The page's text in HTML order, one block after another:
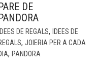
DE
IDEES DE REGALS,
IDEES DE
, JOIERIA PER A CADA
, PANDORA